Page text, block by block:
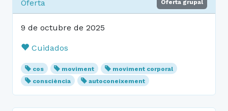
Oferta Oferta grupal
9 de octubre de 2025
Cuidados
cos moviment
moviment corporal
consciència
autoconeixement